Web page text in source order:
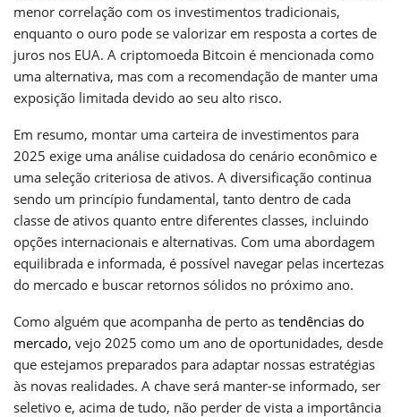
menor correlação com os investimentos tradicionais,
enquanto o ouro pode se valorizar em resposta a cortes de
juros nos EUA. A criptomoeda Bitcoin é mencionada como
uma alternativa, mas com a recomendação de manter uma
exposição limitada devido ao seu alto risco.
Em resumo, montar uma carteira de investimentos para
2025 exige uma análise cuidadosa do cenário econômico e
uma seleção criteriosa de ativos. A diversificação continua
sendo um princípio fundamental, tanto dentro de cada
classe de ativos quanto entre diferentes classes, incluindo
opções internacionais e alternativas. Com uma abordagem
equilibrada e informada, é possível navegar pelas incertezas
do mercado e buscar retornos sólidos no próximo ano.
Como alguém que acompanha de perto as tendências do
mercado, vejo 2025 como um ano de oportunidades, desde
que estejamos preparados para adaptar nossas estratégias
às novas realidades. A chave será manter-se informado, ser
seletivo e, acima de tudo, não perder de vista a importância